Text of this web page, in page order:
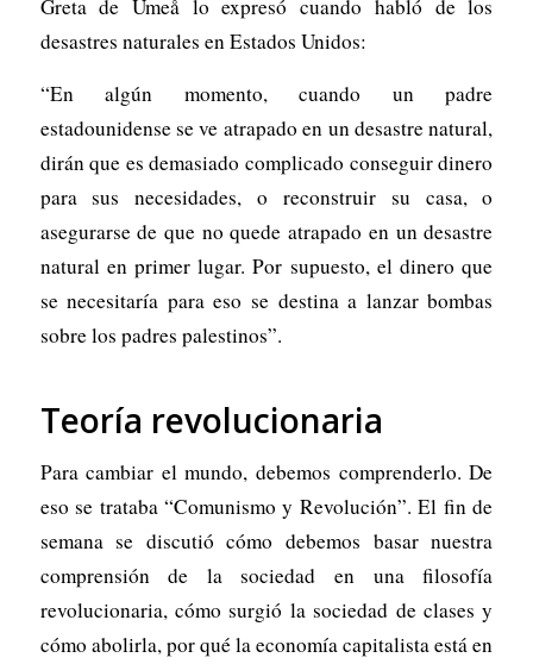
Greta de Umeå lo expresó cuando habló de los
desastres naturales en Estados Unidos:
“En algún momento, cuando un padre
estadounidense se ve atrapado en un desastre natural,
dirán que es demasiado complicado conseguir dinero
para sus necesidades, o reconstruir su casa, o
asegurarse de que no quede atrapado en un desastre
natural en primer lugar. Por supuesto, el dinero que
se necesitaría para eso se destina a lanzar bombas
sobre los padres palestinos”.
Teoría revolucionaria
Para cambiar el mundo, debemos comprenderlo. De
eso se trataba “Comunismo y Revolución”. El fin de
semana se discutió cómo debemos basar nuestra
comprensión de la sociedad en una filosofía
revolucionaria, cómo surgió la sociedad de clases y
cómo abolirla, por qué la economía capitalista está en